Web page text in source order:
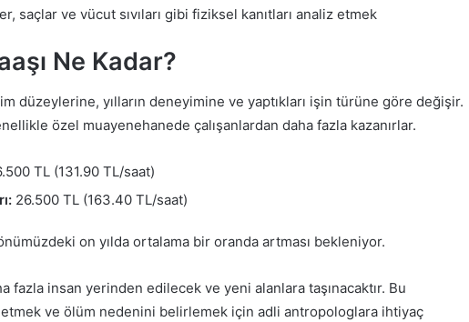
saçlar ve vücut sıvıları gibi fiziksel kanıtları analiz etmek
Ne Kadar?
düzeylerine, yılların deneyimine ve yaptıkları işin türüne göre değişir.
özel muayenehanede çalışanlardan daha fazla kazanırlar.
TL (131.90 TL/saat)
26.500 TL (163.40 TL/saat)
on yılda ortalama bir oranda artması bekleniyor.
fazla insan yerinden edilecek ve yeni alanlara taşınacaktır. Bu
etmek ve ölüm nedenini belirlemek için adli antropologlara ihtiyaç